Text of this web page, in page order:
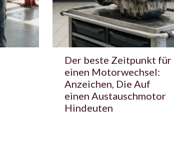
Der beste Zeitpunkt für
einen Motorwechsel:
Anzeichen, Die Auf
einen Austauschmotor
Hindeuten